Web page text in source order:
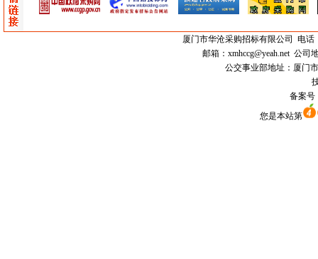
厦门市华沧采购招标有限公司
电话
邮箱： xmhccg@yeah.net公司地
公交事业部地址：厦门
备案
您是本站第